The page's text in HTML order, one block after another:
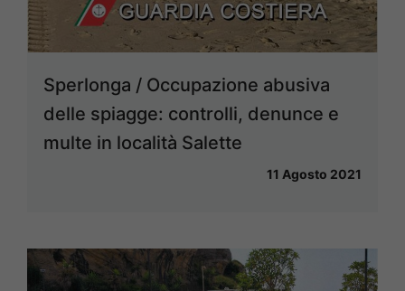
Sperlonga / Occupazione abusiva
delle spiagge: controlli, denunce e
multe in località Salette
11 Agosto 2021